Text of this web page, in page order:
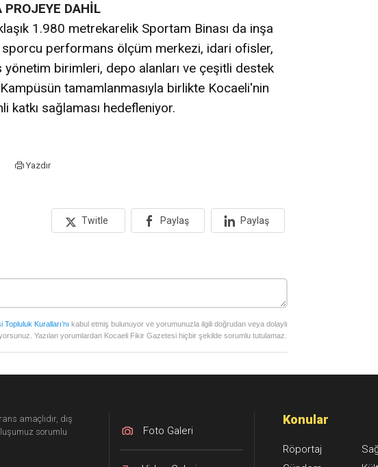
PROJEYE DAHİL
1.980 metrekarelik Sportam Binası da inşa
performans ölçüm merkezi, idari ofisler,
yönetim birimleri, depo alanları ve çeşitli destek
tamamlanmasıyla birlikte Kocaeli'nin
katkı sağlaması hedefleniyor.
Yazdır
Twitle Paylaş Paylaş
Kuralları’nı kabul etmiş bulunuyor ve yorumunuzla ilgili doğrudan veya dolaylı
Yazılan yorumlardan Kocaeli Fikir Gazetesi hiçbir şekilde sorumlu tutulamaz.
amaçlıdır, dış
sorumlu
Foto Galeri
Konular
Röportaj